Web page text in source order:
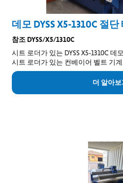
데모 DYSS X5-1310C 절
참조 DYSS/X5/1310C
시트 로더가 있는 DYSS X5-1310C
시트 로더가 있는 컨베이어 벨트 기
더 알아보